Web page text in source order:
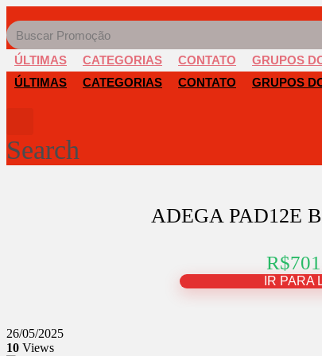
ÚLTIMAS
CATEGORIAS CONTATO
GRUPOS
ÚLTIMAS
CATEGORIAS CONTATO GRUPOS
Search
ADEGA PAD12E
IR PARA
26/05/2025
10 Views